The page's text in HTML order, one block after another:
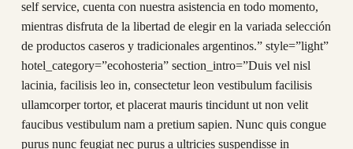
self service, cuenta con nuestra asistencia en todo momento,
mientras disfruta de la libertad de elegir en la variada selección
de productos caseros y tradicionales argentinos.” style=”light”
hotel_category=”ecohosteria” section_intro=”Duis vel nisl
lacinia, facilisis leo in, consectetur leon vestibulum facilisis
ullamcorper tortor, et placerat mauris tincidunt ut non velit
faucibus vestibulum nam a pretium sapien. Nunc quis congue
purus nunc feugiat nec purus a ultricies suspendisse in